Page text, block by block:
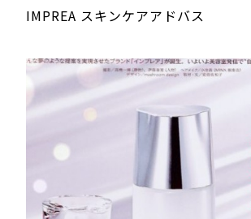
IMPREA スキンケアアドバス